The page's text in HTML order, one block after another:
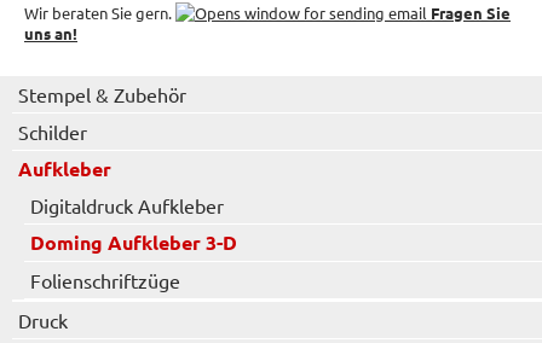
Wir beraten Sie gern.
Fragen Sie
uns an!
Stempel & Zubehör
Schilder
Aufkleber
Digitaldruck Aufkleber
Doming Aufkleber 3-D
Folienschriftzüge
Druck